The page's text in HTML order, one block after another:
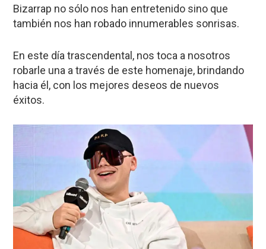
Bizarrap no sólo nos han entretenido sino que
también nos han robado innumerables sonrisas.
En este día trascendental, nos toca a nosotros
robarle una a través de este homenaje, brindando
hacia él, con los mejores deseos de nuevos
éxitos.